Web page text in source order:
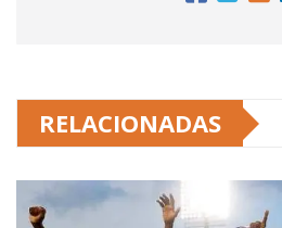
RELACIONADAS